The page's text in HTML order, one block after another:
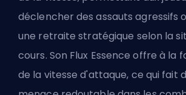
déclencher des assauts agressifs
une retraite stratégique selon la
cours. Son Flux Essence offre à la
de la vitesse d'attaque, ce qui fait